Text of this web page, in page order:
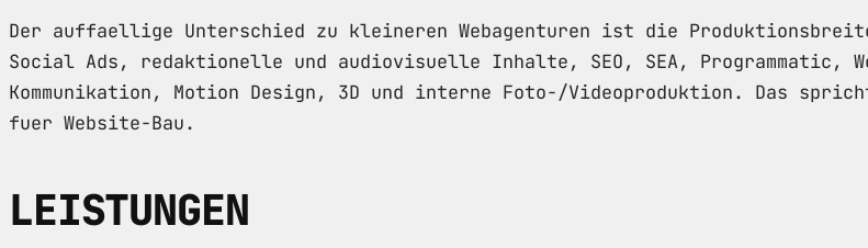
Der auffaellige Unterschied zu kleineren Webagenturen ist die
Social Ads, redaktionelle und audiovisuelle Inhalte, SEO, SEA, Programmatic,
Kommunikation, Motion Design, 3D und interne Foto-/Videoproduktion. Das
fuer Website-Bau.
LEISTUNGEN